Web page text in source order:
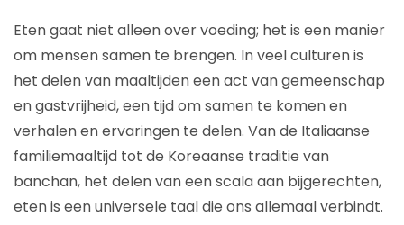
Eten gaat niet alleen over voeding; het is een manier
om mensen samen te brengen. In veel culturen is
het delen van maaltijden een act van gemeenschap
en gastvrijheid, een tijd om samen te komen en
verhalen en ervaringen te delen. Van de Italiaanse
familiemaaltijd tot de Koreaanse traditie van
banchan, het delen van een scala aan bijgerechten,
eten is een universele taal die ons allemaal verbindt.